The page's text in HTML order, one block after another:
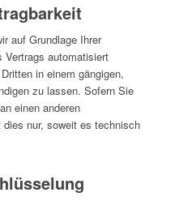
auf Grundlage Ihrer
Vertrags automatisiert
in einem gängigen,
zu lassen. Sofern Sie
einen anderen
nur, soweit es technisch